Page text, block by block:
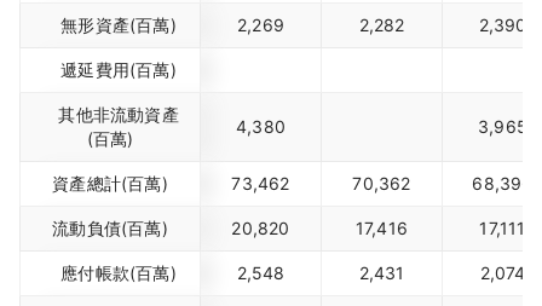
無形資產(百萬) 2,269 2,282 2,390
遞延費用(百萬)
其他非流動資產
(百萬)
4,380 3,965
資產總計(百萬) 73,462 70,362 68,396
流動負債(百萬) 20,820 17,416 17,111
應付帳款(百萬) 2,548 2,431 2,074